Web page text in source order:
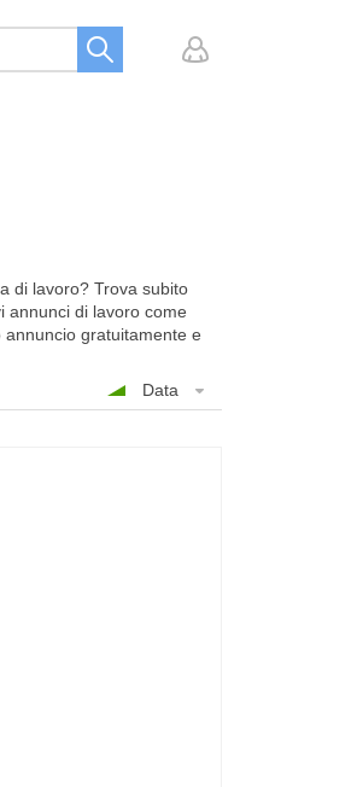
di lavoro? Trova subito
annunci di lavoro come
gratuitamente e
Data